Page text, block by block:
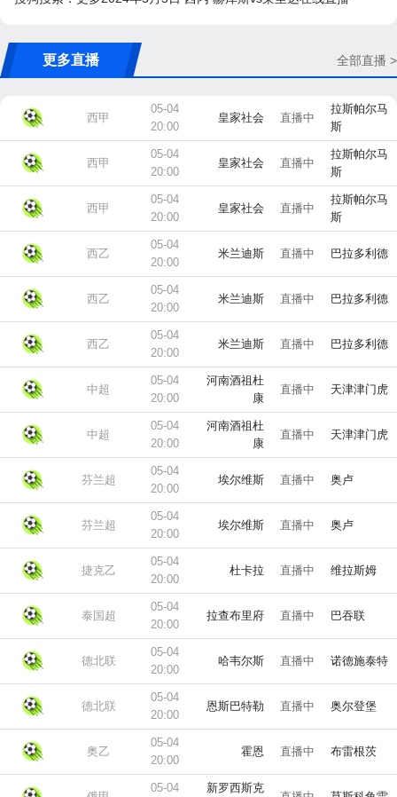
更多直播 全部直播 >
西甲
05-04
20:00
皇家社会 直播中
拉斯帕尔马
斯
西甲
05-04
20:00
皇家社会 直播中
拉斯帕尔马
斯
西甲
05-04
20:00
皇家社会 直播中
拉斯帕尔马
斯
西乙
05-04
20:00
米兰迪斯 直播中 巴拉多利德
西乙
05-04
20:00
米兰迪斯 直播中 巴拉多利德
西乙
05-04
20:00
米兰迪斯 直播中 巴拉多利德
中超
05-04
20:00
河南酒祖杜
康
直播中 天津津门虎
中超
05-04
20:00
河南酒祖杜
康
直播中 天津津门虎
芬兰超
05-04
20:00
埃尔维斯 直播中 奥卢
芬兰超
05-04
20:00
埃尔维斯 直播中 奥卢
捷克乙
05-04
20:00
杜卡拉 直播中 维拉斯姆
泰国超
05-04
20:00
拉查布里府 直播中 巴吞联
德北联
05-04
20:00
哈韦尔斯 直播中 诺德施泰特
德北联
05-04
20:00
恩斯巴特勒 直播中 奥尔登堡
奥乙
05-04
20:00
霍恩 直播中 布雷根茨
05-04 新罗西斯克